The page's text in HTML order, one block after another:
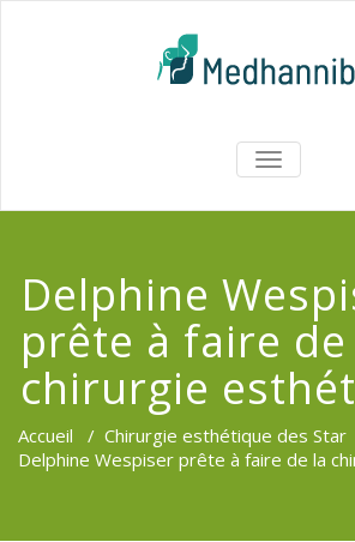
LA
Delphine
prête à faire de
chirurgie
Accueil / Chirurgie esthétique des Star
Delphine Wespiser prête à faire de la